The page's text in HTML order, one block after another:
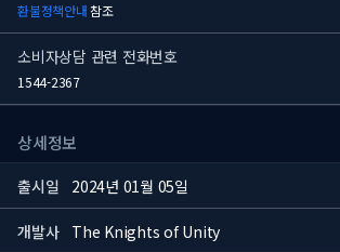
환불정책안내참조
소비자상담 관련 전화번호
1544-2367
상세정보
출시일 2024년 01월 05일
개발사 The Knights of Unity